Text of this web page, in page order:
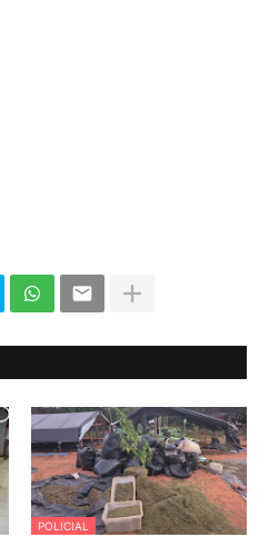
POLICIAL